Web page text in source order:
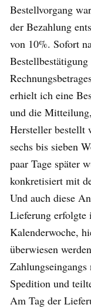
Bestellvorgang
der Bezahlung
von 10%. Sofort
erhielt ich eine
und die
Hersteller bestellt
sechs bis sieben
paar Tage später
konkretisiert mit
Und auch diese
Lieferung erfolgte
Kalenderwoche,
überwiesen
Spedition und
Am Tag der